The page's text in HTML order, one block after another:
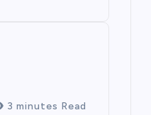
3 minutes Read